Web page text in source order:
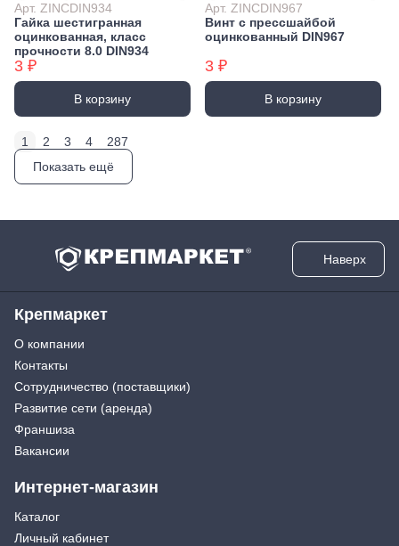
Арт. ZINCDIN934
Гайка шестигранная
оцинкованная, класс
прочности 8.0 DIN934
3 ₽
В корзину
Арт. ZINCDIN967
Винт с прессшайбой
оцинкованный DIN967
3 ₽
В корзину
1 2 3 4
287
Показать ещё
Наверх
Крепмаркет
О компании
Контакты
Сотрудничество (поставщики)
Развитие сети (аренда)
Франшиза
Вакансии
Интернет-магазин
Каталог
Личный кабинет